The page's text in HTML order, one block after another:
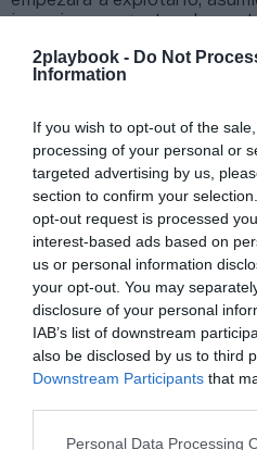
2playbook - Do Not
Information
If you wish to opt-out of the
processing of your personal or
targeted advertising by us,
section to confirm your
opt-out request is processed
interest-based ads based on
us or personal information
your opt-out. You may
disclosure of your personal
IAB’s list of downstream
also be disclosed by us to third
Downstream Participants that
Personal Data Processing
inversiones y gastos de
periodo de la concesión.
gestión indirecta, la gestora
que genere la instalación.
cubiertas y espacios
práctica del deporte
colaboración público-
consideran prioritario que
licitadores incluyan un
motivo, el consistorio
precios máximos de las
en las instalaciones, según
El nuevo complejo
5.000 metros cuadrados
capacidad para dar servicio
inicial es que aparte de las
las salas de fitness y
ludoteca infantil, consultas